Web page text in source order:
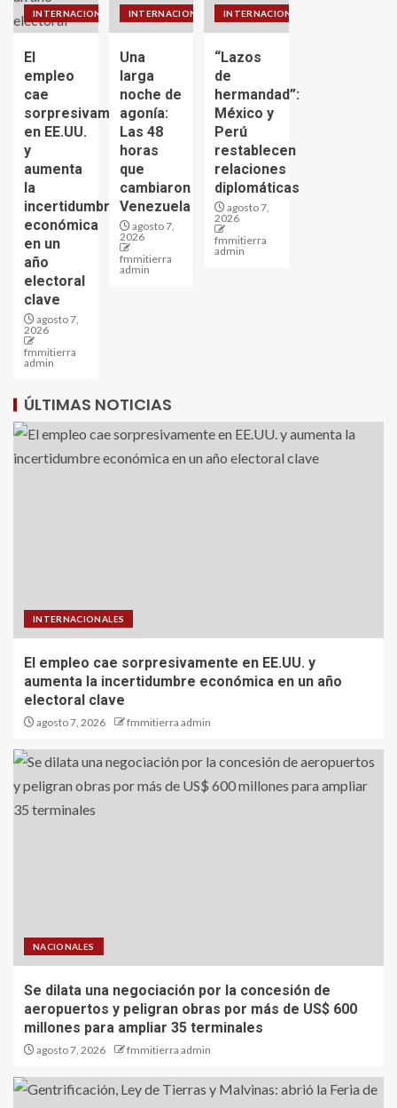
INTERNACIONALES
El
empleo
cae
sorpresivamente
en EE.UU.
y
aumenta
la
incertidumbre
económica
en un
año
electoral
clave
agosto 7,
2026
fmmitierra
admin
INTERNACIONALES
Una
larga
noche de
agonía:
Las 48
horas
que
cambiaron
Venezuela
agosto 7,
2026
fmmitierra
admin
INTERNACIONALES
“Lazos
de
hermandad”:
México y
Perú
restablecen
relaciones
diplomáticas
agosto 7,
2026
fmmitierra
admin
ÚLTIMAS NOTICIAS
INTERNACIONALES
El empleo cae sorpresivamente en EE.UU. y
aumenta la incertidumbre económica en un año
electoral clave
agosto 7, 2026 fmmitierra admin
NACIONALES
Se dilata una negociación por la concesión de
aeropuertos y peligran obras por más de US$ 600
millones para ampliar 35 terminales
agosto 7, 2026 fmmitierra admin